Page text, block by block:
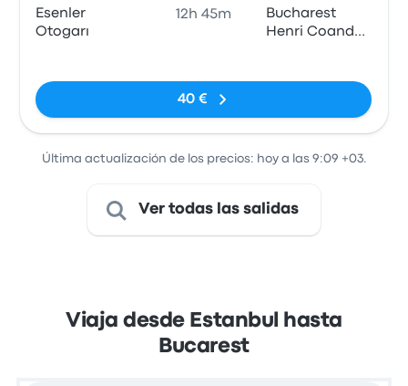
Esenler
Otogarı
12h 45m
Bucharest
Henri Coanda
40 €
Última actualización de los precios: hoy a las 9:09 +03.
Ver todas las salidas
Viaja desde Estanbul hasta
Bucarest